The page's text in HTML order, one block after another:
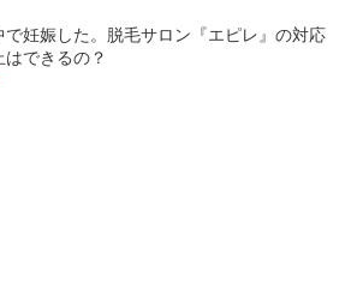
で妊娠した。脱毛サロン『エピレ』の対応
はできるの？